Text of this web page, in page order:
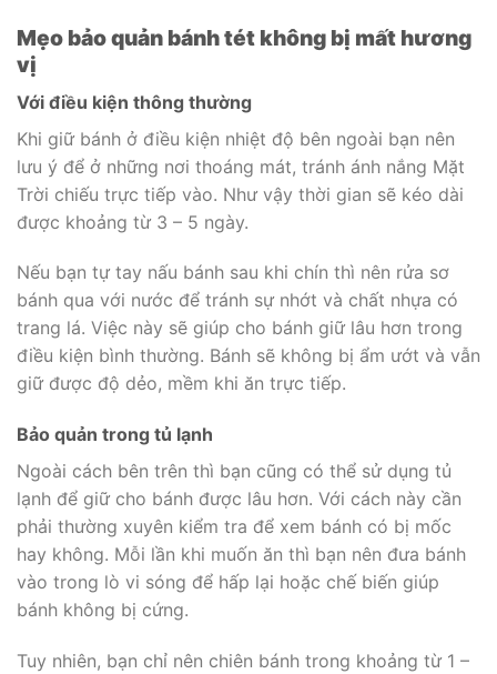
Mẹo bảo quản bánh tét không bị mất hương
vị
Với điều kiện thông thường
Khi giữ bánh ở điều kiện nhiệt độ bên ngoài bạn nên
lưu ý để ở những nơi thoáng mát, tránh ánh nắng Mặt
Trời chiếu trực tiếp vào. Như vậy thời gian sẽ kéo dài
được khoảng từ 3 – 5 ngày.
Nếu bạn tự tay nấu bánh sau khi chín thì nên rửa sơ
bánh qua với nước để tránh sự nhớt và chất nhựa có
trang lá. Việc này sẽ giúp cho bánh giữ lâu hơn trong
điều kiện bình thường. Bánh sẽ không bị ẩm ướt và vẫn
giữ được độ dẻo, mềm khi ăn trực tiếp.
Bảo quản trong tủ lạnh
Ngoài cách bên trên thì bạn cũng có thể sử dụng tủ
lạnh để giữ cho bánh được lâu hơn. Với cách này cần
phải thường xuyên kiểm tra để xem bánh có bị mốc
hay không. Mỗi lần khi muốn ăn thì bạn nên đưa bánh
vào trong lò vi sóng để hấp lại hoặc chế biến giúp
bánh không bị cứng.
Tuy nhiên, bạn chỉ nên chiên bánh trong khoảng từ 1 –